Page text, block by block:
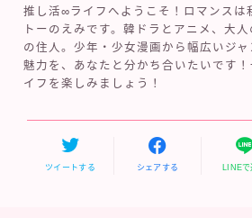
推し活∞ライフへようこそ！ロマンスは
トーのえみです。韓ドラとアニメ、大
の住人。少年・少女漫画から幅広いジ
魅力を、あなたと分かち合いたいです
イフを楽しみましょう！
ツイートする シェアする LINE